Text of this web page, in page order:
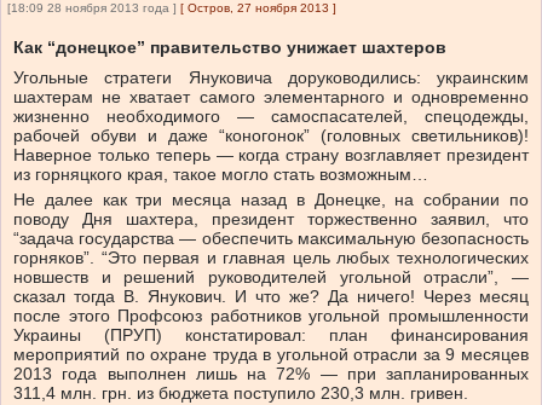
[18:09 28 ноября 2013 года ] [ Остров, 27 ноября 2013 ]
Как “донецкое” правительство унижает шахтеров
Угольные стратеги Януковича доруководились: украинским
шахтерам не хватает самого элементарного и одновременно
жизненно необходимого — самоспасателей, спецодежды,
рабочей обуви и даже “коногонок” (головных светильников)!
Наверное только теперь — когда страну возглавляет президент
из горняцкого края, такое могло стать возможным…
Не далее как три месяца назад в Донецке, на собрании по
поводу Дня шахтера, президент торжественно заявил, что
“задача государства — обеспечить максимальную безопасность
горняков”. “Это первая и главная цель любых технологических
новшеств и решений руководителей угольной отрасли”, —
сказал тогда В. Янукович. И что же? Да ничего! Через месяц
после этого Профсоюз работников угольной промышленности
Украины (ПРУП) констатировал: план финансирования
мероприятий по охране труда в угольной отрасли за 9 месяцев
2013 года выполнен лишь на 72% — при запланированных
311,4 млн. грн. из бюджета поступило 230,3 млн. гривен.